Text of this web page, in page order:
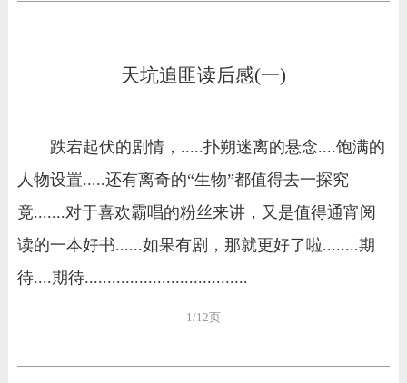
天坑追匪读后感(一)
跌宕起伏的剧情，.....扑朔迷离的悬念....饱满的
人物设置.....还有离奇的“生物”都值得去一探究
竟.......对于喜欢霸唱的粉丝来讲，又是值得通宵阅
读的一本好书......如果有剧，那就更好了啦........期
待....期待....................................
1/12页